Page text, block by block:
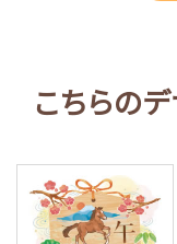
こちらの